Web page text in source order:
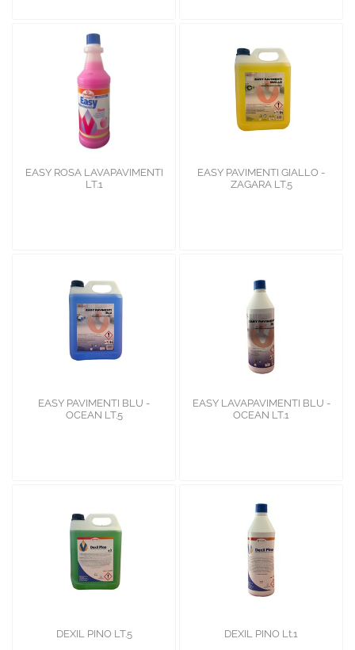
EASY ROSA LAVAPAVIMENTI
LT.1
EASY PAVIMENTI GIALLO -
ZAGARA LT.5
EASY PAVIMENTI BLU -
OCEAN LT.5
EASY LAVAPAVIMENTI BLU -
OCEAN LT.1
DEXIL PINO LT.5 DEXIL PINO Lt.1